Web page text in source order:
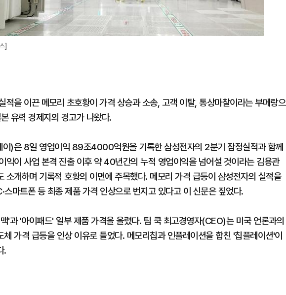
]
적을 이끈 메모리 초호황이 가격 상승과 소송, 고객 이탈, 통상마찰이라는 부메랑으
유력 경제지의 경고가 나왔다.
이)은 8일 영업이익 89조4000억원을 기록한 삼성전자의 2분기 잠정실적과 함께
익이 사업 본격 진출 이후 약 40년간의 누적 영업이익을 넘어설 것이라는 김용관
소개하며 기록적 호황의 이면에 주목했다. 메모리 가격 급등이 삼성전자의 실적을
스마트폰 등 최종 제품 가격 인상으로 번지고 있다고 이 신문은 짚었다.
'과 '아이패드' 일부 제품 가격을 올렸다. 팀 쿡 최고경영자(CEO)는 미국 언론과의
체 가격 급등을 인상 이유로 들었다. 메모리칩과 인플레이션을 합친 '칩플레이션'이
.